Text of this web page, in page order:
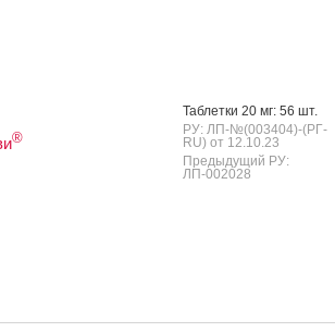
®
Таб­летки 20 мг: 56 шт.
РУ: ЛП-№(003404)-(РГ-
RU) от 12.10.23
Предыдущий РУ:
ЛП-002028